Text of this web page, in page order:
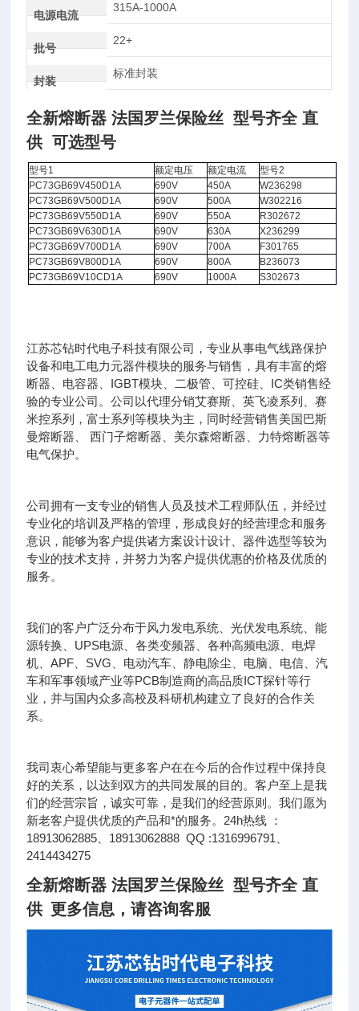
电源电流
315A-1000A
批号
22+
封装
标准封装
全新熔断器 法国罗兰保险丝 型号齐全 直
供可选型号
型号1 额定电压 额定电流
型号2
PC73GB69V450D1A
690V 450A
W236298
PC73GB69V500D1A
690V 500A
W302216
PC73GB69V550D1A
690V 550A
R302672
PC73GB69V630D1A
690V 630A
X236299
PC73GB69V700D1A
690V 700A
F301765
PC73GB69V800D1A
690V 800A
B236073
PC73GB69V10CD1A
690V 1000A S302673
江苏芯钻时代电子科技有限公司，专业从事电气线路保护
设备和电工电力元器件模块的服务与销售，具有丰富的熔
断器、电容器、IGBT模块、二极管、可控硅、IC类销售经
验的专业公司。公司以代理分销艾赛斯、英飞凌系列、赛
米控系列，富士系列等模块为主，同时经营销售美国巴斯
曼熔断器、 西门子熔断器、美尔森熔断器、力特熔断器等
电气保护。
公司拥有一支专业的销售人员及技术工程师队伍，并经过
专业化的培训及严格的管理，形成良好的经营理念和服务
意识，能够为客户提供诸方案设计设计、器件选型等较为
专业的技术支持，并努力为客户提供优惠的价格及优质的
服务。
我们的客户广泛分布于风力发电系统、光伏发电系统、能
源转换、UPS电源、各类变频器、各种高频电源、电焊
机、APF、SVG、电动汽车、静电除尘、电脑、电信、汽
车和军事领域产业等PCB制造商的高品质ICT探针等行
业，并与国内众多高校及科研机构建立了良好的合作关
系。
我司衷心希望能与更多客户在在今后的合作过程中保持良
好的关系，以达到双方的共同发展的目的。客户至上是我
们的经营宗旨，诚实可靠，是我们的经营原则。我们愿为
新老客户提供优质的产品和*的服务。24h热线 ：
18913062885、18913062888 QQ :1316996791、
2414434275
全新熔断器 法国罗兰保险丝 型号齐全 直
供 更多信息，请咨询客服